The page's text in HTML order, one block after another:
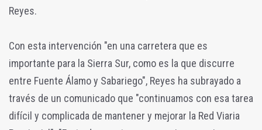
Reyes.
Con esta intervención "en una carretera que es
importante para la Sierra Sur, como es la que discurre
entre Fuente Álamo y Sabariego", Reyes ha subrayado a
través de un comunicado que "continuamos con esa tarea
difícil y complicada de mantener y mejorar la Red Viaria